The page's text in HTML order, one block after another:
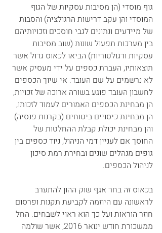
גוף מוסדי (הן מסיבות עסקיות של הגוף
המוסדי והן עקב דרישות הרגולציה) והסבות
של מיידעים ונתונים לגבי חוסכים וזכויותיהם
בין מערכות תפעול שונות (שוב מסיבות
עסקיות ורגולטוריות) הביאו לכאוס גדול אשר
תוצאותיו, העברת כספים על ידי מעסיק אשר
לא נרשמים על שם העובד. אי שיוך הכספים
לחשבון העובד פוגע בשורה ארוכה של זכויות,
הן מבחינת הכספים האמורים לעמוד לזכותו,
הן מבחינת כיסויים ביטוחים (בקרנות פנסיה)
והן מבחינת יכולת קבלת ההחלטות של
החוסך אם לעניין דמי הניהול, ניוד כספים בין
גופים מנהלים שונים ובחירת רמת סיכון
לניהול הכספים.
בכאוס זה בחר אגף שוק ההון להתערב
לראשונה עם היוזמה לקביעת תקנות ופרסום
חוזר הוראות ועל כך הוא ראוי לשבחים. החל
ממשכורת חודש ינואר 2016, אשר שולמה